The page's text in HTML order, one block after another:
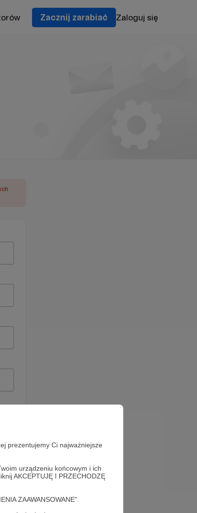
prezentujemy Ci najważniejsze
urządzeniu końcowym i ich
AKCEPTUJĘ I PRZECHODZĘ
ZAAWANSOWANE".
Zacznij zarabiać Zaloguj się